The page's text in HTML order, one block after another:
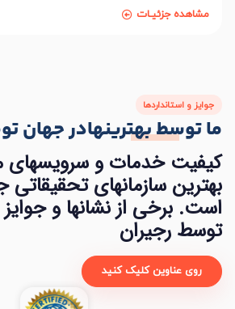
مشاهده جزئیـات
جوایز و استانداردها
ما توسط بهترینهادر جهان
کیفیت خدمات و سرویسهای
بهترین سازمانهای تحقیقاتی
است. برخی از نشانها و
توسط رجیران
روی عناوین کلیک کنید